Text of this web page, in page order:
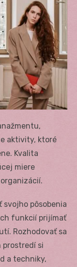
aktivity, ktoré
Kvalita
miere
svojho pôsobenia
funkcií prijímať
Rozhodovať sa
prostredí si
a techniky,